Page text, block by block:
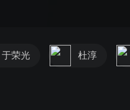
于荣光 杜淳